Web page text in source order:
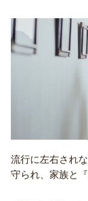
流行に左右され
守られ、家族と